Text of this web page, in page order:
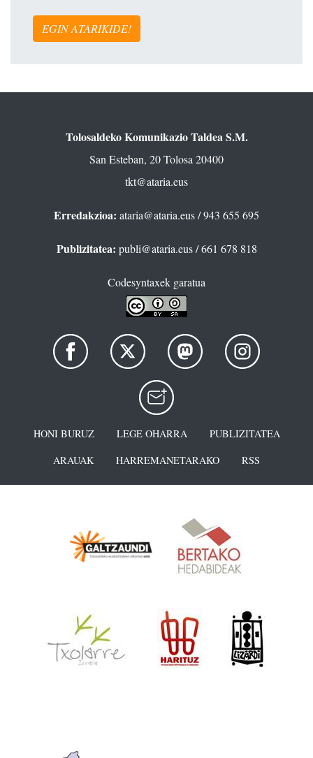
EGIN ATARIKIDE!
Tolosaldeko Komunikazio Taldea S.M.
San Esteban, 20 Tolosa 20400
tkt@ataria.eus
Erredakzioa: ataria@ataria.eus/ 943 655 695
Publizitatea: publi@ataria.eus/ 661 678 818
Codesyntaxek garatua
HONI BURUZ LEGE OHARRA
PUBLIZITATEA
ARAUAK
HARREMANETARAKO RSS